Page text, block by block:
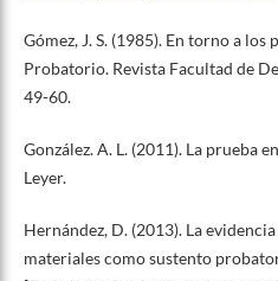
Gómez, J. S. (1985). En torno a
Probatorio. Revista Facultad de
49-60.
González. A. L. (2011). La prueba
Leyer.
Hernández, D. (2013). La
materiales como sustento